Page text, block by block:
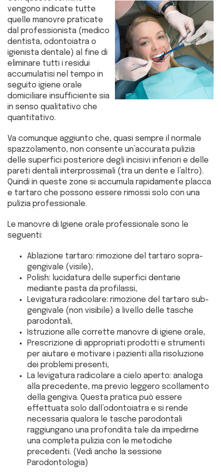
vengono indicate tutte
quelle manovre praticate
dal professionista (medico
dentista, odontoiatra o
igienista dentale) al fine di
eliminare tutti i residui
accumulatisi nel tempo in
seguito igiene orale
domiciliare insufficiente sia
in senso qualitativo che
quantitativo.
Va comunque aggiunto che, quasi sempre il normale
spazzolamento, non consente un’accurata pulizia
delle superfici posteriore degli incisivi inferiori e delle
pareti dentali interprossimali (tra un dente e l’altro).
Quindi in queste zone si accumula rapidamente placca
e tartaro che possono essere rimossi solo con una
pulizia professionale.
Le manovre di Igiene orale professionale sono le
seguenti:
Ablazione tartaro: rimozione del tartaro sopra-
gengivale (visile),
Polish: lucidatura delle superfici dentarie
mediante pasta da profilassi,
Levigatura radicolare: rimozione del tartaro sub-
gengivale (non visibile) a livello delle tasche
parodontali,
Istruzione alle corrette manovre di igiene orale,
Prescrizione di appropriati prodotti e strumenti
per aiutare e motivare i pazienti alla risoluzione
dei problemi presenti,
La levigatura radicolare a cielo aperto: analoga
alla precedente, ma previo leggero scollamento
della gengiva. Questa pratica può essere
effettuata solo dall’odontoiatra e si rende
necessaria qualora le tasche parodontali
raggiungano una profondità tale da impedirne
una completa pulizia con le metodiche
precedenti. (Vedi anche la sessione
Parodontologia)